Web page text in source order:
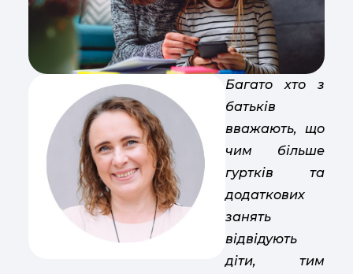
Багато хто з
батьків
вважають, що
чим більше
гуртків та
додаткових
занять
відвідують
діти, тим